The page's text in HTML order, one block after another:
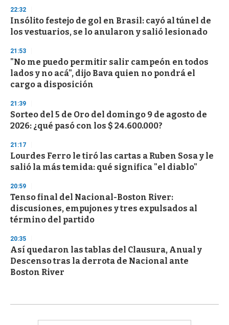
s
22:32
Insólito festejo de gol en Brasil: cayó al túnel de
los vestuarios, se lo anularon y salió lesionado
21:53
"No me puedo permitir salir campeón en todos
lados y no acá", dijo Bava quien no pondrá el
cargo a disposición
21:39
Sorteo del 5 de Oro del domingo 9 de agosto de
2026: ¿qué pasó con los $ 24.600.000?
21:17
Lourdes Ferro le tiró las cartas a Ruben Sosa y le
salió la más temida: qué significa "el diablo"
20:59
Tenso final del Nacional-Boston River:
discusiones, empujones y tres expulsados al
término del partido
20:35
Así quedaron las tablas del Clausura, Anual y
Descenso tras la derrota de Nacional ante
Boston River